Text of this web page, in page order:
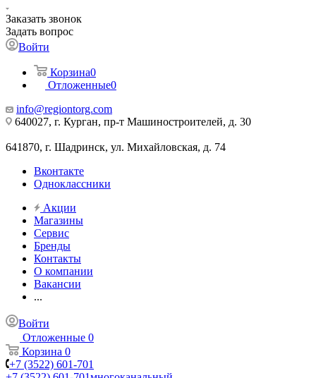
Заказать звонок
Задать вопрос
Войти
Корзина0
Отложенные0
info@regiontorg.com
640027, г. Курган, пр-т Машиностроителей, д. 30
641870, г. Шадринск, ул. Михайловская, д. 74
Вконтакте
Одноклассники
Акции
Магазины
Сервис
Бренды
Контакты
О компании
Вакансии
...
Войти
Отложенные 0
Корзина 0
+7 (3522) 601-701